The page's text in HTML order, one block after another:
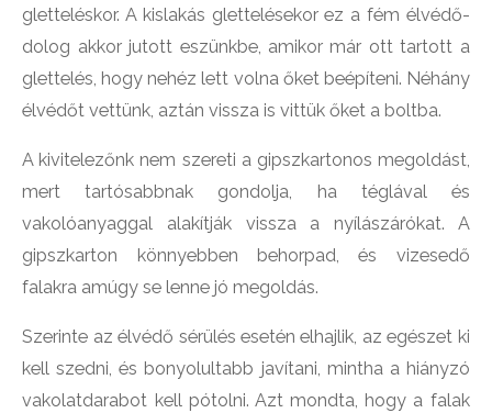
gletteléskor. A kislakás glettelésekor ez a fém élvédő-
dolog akkor jutott eszünkbe, amikor már ott tartott a
glettelés, hogy nehéz lett volna őket beépíteni. Néhány
élvédőt vettünk, aztán vissza is vittük őket a boltba.
A kivitelezőnk nem szereti a gipszkartonos megoldást,
mert tartósabbnak gondolja, ha téglával és
vakolóanyaggal alakítják vissza a nyílászárókat. A
gipszkarton könnyebben behorpad, és vizesedő
falakra amúgy se lenne jó megoldás.
Szerinte az élvédő sérülés esetén elhajlik, az egészet ki
kell szedni, és bonyolultabb javítani, mintha a hiányzó
vakolatdarabot kell pótolni. Azt mondta, hogy a falak